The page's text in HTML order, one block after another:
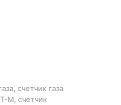
счетчик газа
М, счетчик